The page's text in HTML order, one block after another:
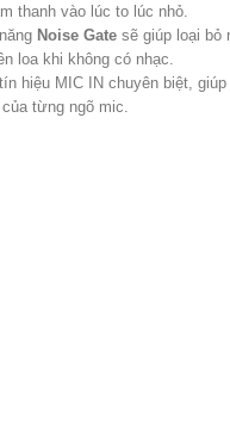
thanh vào lúc to lúc nhỏ.
Noise Gatesẽ giúp loại bỏ
loa khi không có nhạc.
hiệu MIC IN chuyên biệt,
từng ngõ mic.